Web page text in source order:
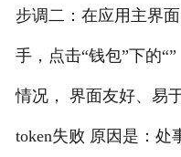
步调二：在应用主界
手，点击“钱包”下的
情况， 界面友好、易
token失败 原因是：处